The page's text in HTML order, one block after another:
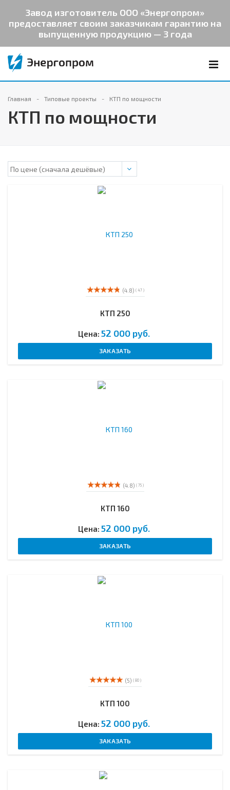
Завод изготовитель ООО «Энергопром»
предоставляет своим заказчикам гарантию на
выпущенную продукцию — 3 года
Главная Типовые проекты КТП по мощности
КТП по мощности
(4.8) ( 47 )
КТП 250
Цена: 52 000 руб.
ЗАКАЗАТЬ
(4.8) ( 75 )
КТП 160
Цена: 52 000 руб.
ЗАКАЗАТЬ
(5) ( 80 )
КТП 100
Цена: 52 000 руб.
ЗАКАЗАТЬ